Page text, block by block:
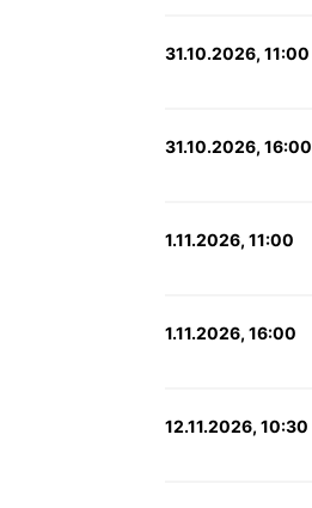
31.10.2026, 11:00
31.10.2026, 16:00
1.11.2026, 11:00
1.11.2026, 16:00
12.11.2026, 10:30